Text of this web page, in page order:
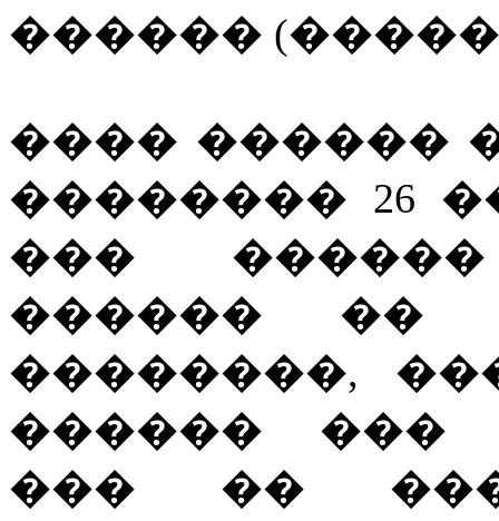
������
���� ������
�������� 26
���
������ ��
��������,
������ ���
��� ��